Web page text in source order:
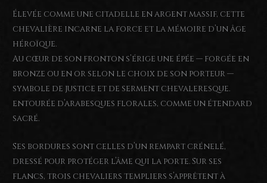
Élevée comme une citadelle en argent massif, cette
chevalière incarne la force et la mémoire d’un âge
héroïque.
Au cœur de son fronton s’érige une épée — forgée en
bronze ou en or selon le choix de son porteur —
symbole de justice et de serment chevaleresque.
entourée d’arabesques florales, comme un étendard
sacré.
Ses bordures sont celles d’un rempart crénelé,
dressé pour protéger l’âme qui la porte. Sur ses
flancs, trois chevaliers templiers s’apprêtent à